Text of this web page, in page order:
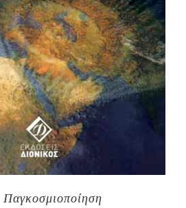
Παγκοσμιοποίηση